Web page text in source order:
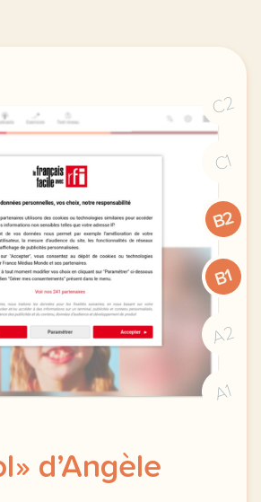
C2
C1
B2
B1
A2
A1
d’Angèle